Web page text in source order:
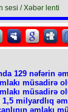
sesi / Xəbər lenti
129 nəfərin
müsadirə
müsadirə
milyardlıq
əmlakı